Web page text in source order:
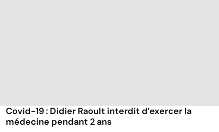
Covid-19 : Didier Raoult interdit d’exercer la
médecine pendant 2 ans